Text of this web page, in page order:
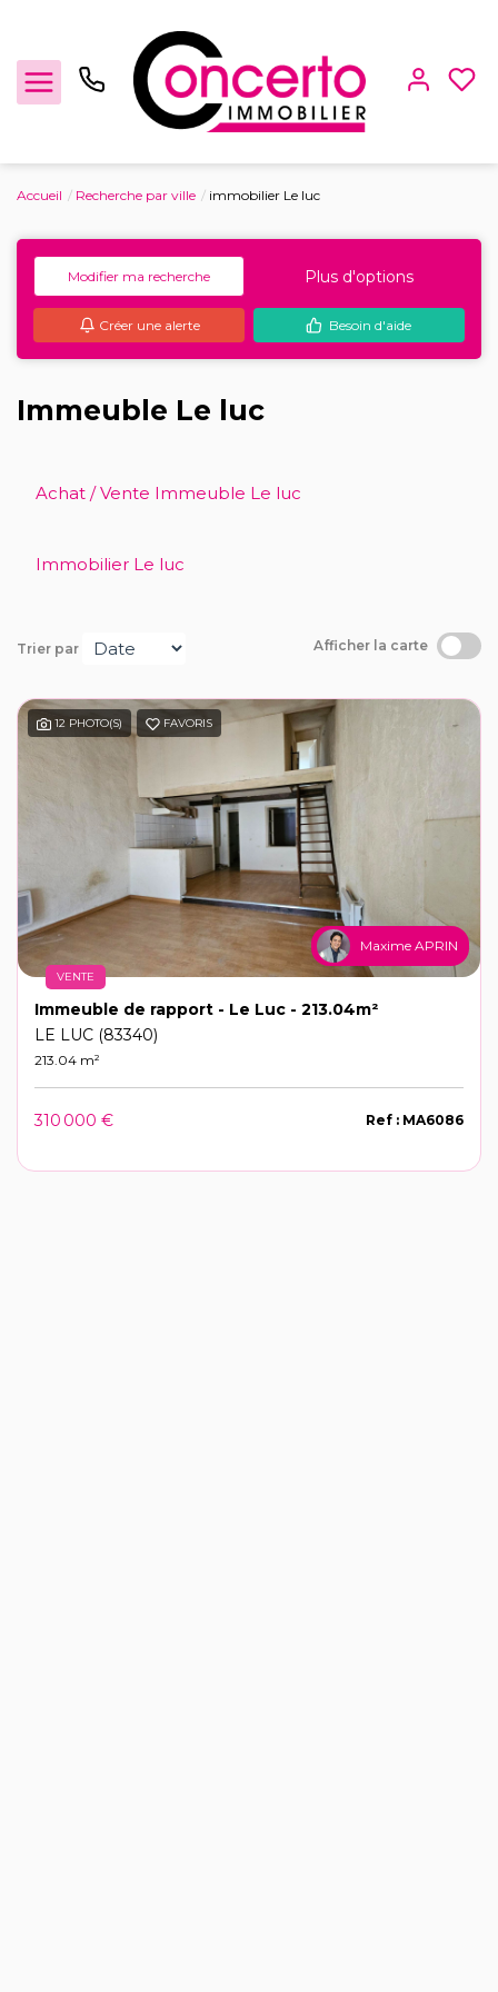
Location
Gestion locative
Locaux Professionnels
Accueil Recherche par ville immobilier Le luc
Modifier ma recherche Plus d'options
Créer une alerte Besoin d'aide
Immeuble Le luc
Achat / Vente Immeuble Le luc
Immobilier Le luc
Trier par Afficher la carte
12 PHOTO(S) FAVORIS
Maxime APRIN
VENTE
Immeuble de rapport - Le Luc - 213.04m²
LE LUC (83340)
213.04 m²
310 000 € Ref : MA6086